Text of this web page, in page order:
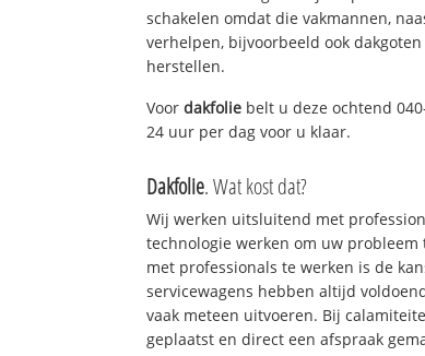
schakelen omdat die vakmannen,
verhelpen, bijvoorbeeld ook
herstellen.
Voordakfolie belt u deze ochtend
24 uur per dag voor u klaar.
Dakfolie. Wat kost dat?
Wij werken uitsluitend met
technologie werken om uw
met professionals te werken is de
servicewagens hebben altijd
vaak meteen uitvoeren. Bij
geplaatst en direct een afspraak